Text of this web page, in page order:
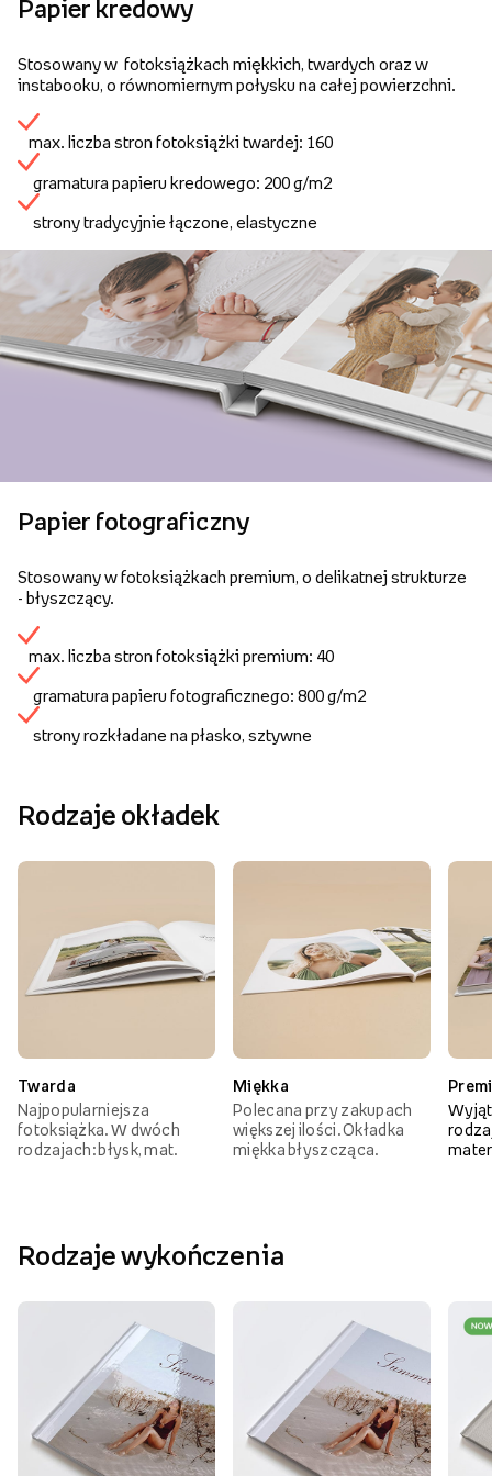
Papier kredowy
Stosowany w fotoksiążkach miękkich, twardych oraz w
instabooku, o równomiernym połysku na całej powierzchni.
max. liczba stron fotoksiążki twardej: 160
gramatura papieru kredowego: 200 g/m2
strony tradycyjnie łączone, elastyczne
Papier fotograficzny
Stosowany w fotoksiążkach premium, o delikatnej strukturze
- błyszczący.
max. liczba stron fotoksiążki premium: 40
gramatura papieru fotograficznego: 800 g/m2
strony rozkładane na płasko, sztywne
Rodzaje okładek
Twarda
Najpopularniejsza
fotoksiążka. W dwóch
rodzajach: błysk, mat.
Miękka
Polecana przy zakupach
większej ilości. Okładka
miękka błyszcząca.
Rodzaje wykończenia